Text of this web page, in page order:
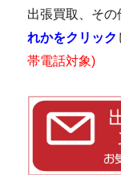
出張買取、そ
れかをクリック
帯電話対象)